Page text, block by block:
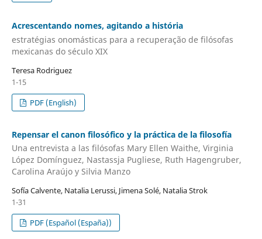
Acrescentando nomes, agitando a história
estratégias onomásticas para a recuperação de filósofas
mexicanas do século XIX
Teresa Rodriguez
1-15
PDF (English)
Repensar el canon filosófico y la práctica de la filosofía
Una entrevista a las filósofas Mary Ellen Waithe, Virginia
López Domínguez, Nastassja Pugliese, Ruth Hagengruber,
Carolina Araújo y Silvia Manzo
Sofía Calvente, Natalia Lerussi, Jimena Solé, Natalia Strok
1-31
PDF (Español (España))